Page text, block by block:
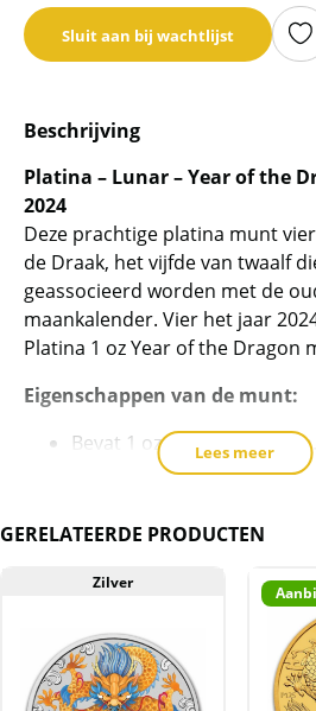
email
adres
de
wachtlijst
voor
dit
product
toe
te
voegen
Sluit aan bij wachtlijst
Beschrijving
Platina – Lunar – Year of the
2024
Deze prachtige platina munt
de Draak, het vijfde van twaalf
geassocieerd worden met de
maankalender. Vier het jaar
Platina 1 oz Year of the Dragon
Eigenschappen van de munt:
Bevat 1 oz .9995 fijn platina.
Beperkte oplage van
Individuele munten worden
capsules. Veelvouden van
geleverd op een
Voorzijde: de beeltenis
Majesteit Koningin
Lees meer
GERELATEERDE PRODUCTEN
Zilver